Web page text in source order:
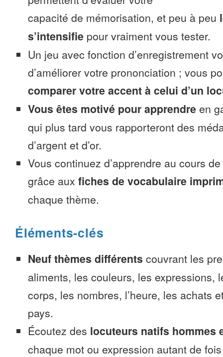
capacité de mémorisation, et peu à peu
s’intensifie pour vraiment vous tester.
Un jeu avec fonction d’enregistrement
d’améliorer votre prononciation ; vous
comparer votre accent à celui d’un
Vous êtes motivé pour apprendre en
qui plus tard vous rapporteront des
d’argent et d’or.
Vous continuez d’apprendre au cours
grâce aux fiches de vocabulaire
chaque thème.
Éléments-clés
Neuf thèmes différents couvrant les
aliments, les couleurs, les expressions,
corps, les nombres, l’heure, les achats
pays.
Écoutez des locuteurs natifs hommes
chaque mot ou expression autant de